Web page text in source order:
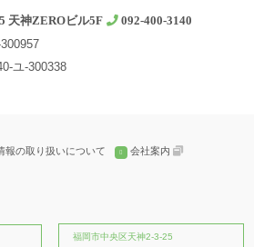
持契約を締結します。委託先に対しては
監督指導します。
求について
ださい。
その結果について
【個人情報の利用目的について】に記載し
天神ZEROビル5F 092-400-3140
ユ-300338
報の取り扱いについて 会社案内
福岡市中央区天神2-3-25